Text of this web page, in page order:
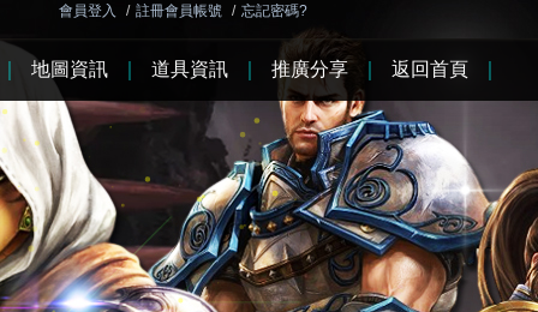
會員登入 / 註冊會員帳號 / 忘記密碼?